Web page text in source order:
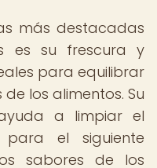
más destacadas
es su frescura y
para equilibrar
los alimentos. Su
a limpiar el
para el siguiente
sabores de los